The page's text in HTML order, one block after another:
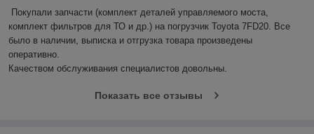
Покупали запчасти (комплект деталей управляемого моста,
комплект фильтров для ТО и др.) на погрузчик Toyota 7FD20. Все
было в наличии, выписка и отгрузка товара произведены
оперативно.
Качеством обслуживания специалистов довольны.
Показать все отзывы